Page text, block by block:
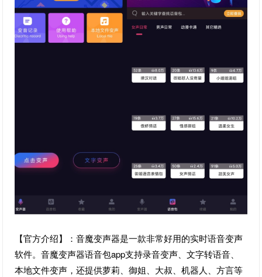
【官方介绍】：音魔变声器是一款非常好用的实时语音变声
软件。音魔变声器语音包app支持录音变声、文字转语音、
本地文件变声，还提供萝莉、御姐、大叔、机器人、方言等